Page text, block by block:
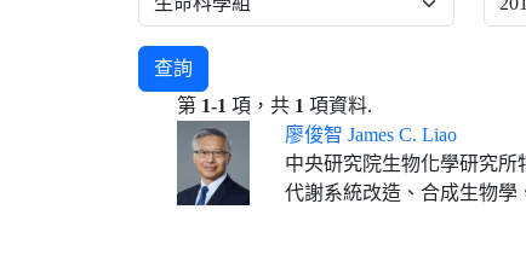
查詢
第 1-1 項，共 1 項資料.
廖俊智 James C. Liao
中央研究院生物化學研究所
代謝系統改造、合成生物學